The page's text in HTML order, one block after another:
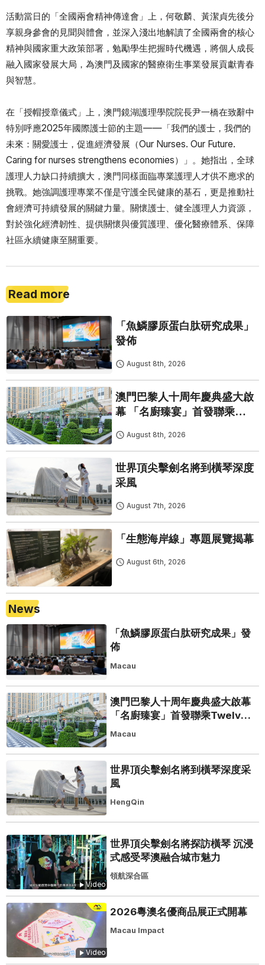
活動當日的「全國兩會精神傳達會」上，何敬麟、黃潔貞先後分
享親身參會的見聞與體會，並深入淺出地解讀了全國兩會的核心
精神與國家重大政策部署，勉勵學生把握時代機遇，將個人成長
融入國家發展大局，為澳門及國家的醫療衛生事業發展貢獻青春
與智慧。
在「授帽授章儀式」上，澳門鏡湖護理學院院長尹一橋在致辭中
特別呼應2025年國際護士節的主題——「我們的護士，我們的
未來：關愛護士，促進經濟發展（Our Nurses. Our Future.
Caring for nurses strengthens economies）」。她指出，全球
護理人力缺口持續擴大，澳門同樣面臨專業護理人才供不應求的
挑戰。她強調護理專業不僅是守護全民健康的基石，更是推動社
會經濟可持續發展的關鍵力量。關懷護士、健全護理人力資源，
對於強化經濟韌性、提供關懷與優質護理、優化醫療體系、保障
社區永續健康至關重要。
Read more
「魚鱗膠原蛋白肽研究成果」
發佈
August 8th, 2026
澳門巴黎人十周年慶典盛大啟
幕 「名廚臻宴」首發聯乘
August 8th, 2026
世界頂尖擊劍名將到橫琴深度
采風
August 7th, 2026
「生態海岸線」專題展覽揭幕
August 6th, 2026
News
「魚鱗膠原蛋白肽研究成果」發
佈
Macau
澳門巴黎人十周年慶典盛大啟幕
「名廚臻宴」首發聯乘Twelve
25演繹極致法式風雅
Macau
世界頂尖擊劍名將到橫琴深度采
風
HengQin
Video
世界頂尖擊劍名將探訪橫琴 沉浸
式感受琴澳融合城市魅力
領航深合區
Video
2026粵澳名優商品展正式開幕
Macau Impact